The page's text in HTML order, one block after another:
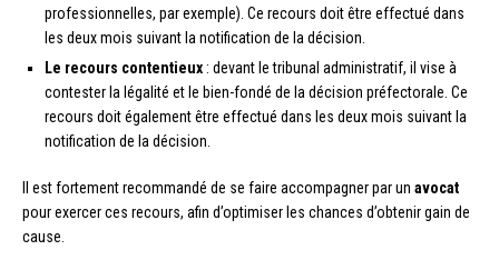
professionnelles, par exemple). Ce recours doit être effectué dans
les deux mois suivant la notification de la décision.
Le recours contentieux : devant le tribunal administratif, il vise à
contester la légalité et le bien-fondé de la décision préfectorale. Ce
recours doit également être effectué dans les deux mois suivant la
notification de la décision.
Il est fortement recommandé de se faire accompagner par un avocat
pour exercer ces recours, afin d’optimiser les chances d’obtenir gain de
cause.